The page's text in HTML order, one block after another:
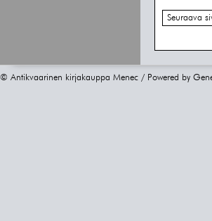
Seuraava
© Antikvaarinen kirjakauppa Menec / Powered by